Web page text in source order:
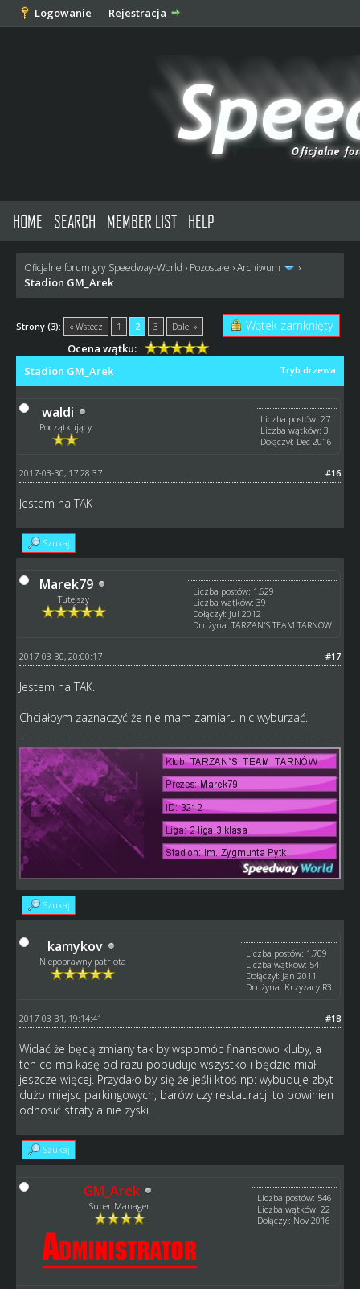
Logowanie Rejestracja
HOME SEARCH MEMBER LIST HELP
Oficjalne forum gry Speedway-World › Pozostałe ›Archiwum ›
Stadion GM_Arek
Strony (3): « Wstecz 1 2 3 Dalej » Wątek zamknięty
Ocena wątku:
Tryb drzewa
Stadion GM_Arek
waldi
Początkujący
Liczba postów: 27
Liczba wątków: 3
Dołączył: Dec 2016
#16
2017-03-30, 17:28:37
Jestem na TAK
Szukaj
Marek79
Tutejszy
Liczba postów: 1,629
Liczba wątków: 39
Dołączył: Jul 2012
Drużyna: TARZAN'S TEAM TARNOW
#17
2017-03-30, 20:00:17
Jestem na TAK.
Chciałbym zaznaczyć że nie mam zamiaru nic wyburzać.
Szukaj
kamykov
Niepoprawny patriota
Liczba postów: 1,709
Liczba wątków: 54
Dołączył: Jan 2011
Drużyna: Krzyżacy R3
#18
2017-03-31, 19:14:41
Widać że będą zmiany tak by wspomóc finansowo kluby, a
ten co ma kasę od razu pobuduje wszystko i będzie miał
jeszcze więcej. Przydało by się że jeśli ktoś np: wybuduje zbyt
dużo miejsc parkingowych, barów czy restauracji to powinien
odnosić straty a nie zyski.
Szukaj
GM_Arek
Super Manager
Liczba postów: 546
Liczba wątków: 22
Dołączył: Nov 2016